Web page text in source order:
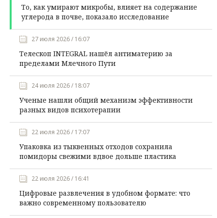
То, как умирают микробы, влияет на содержание
углерода в почве, показало исследование
27 июля 2026 / 16:07
Телескоп INTEGRAL нашёл антиматерию за
пределами Млечного Пути
24 июля 2026 / 18:07
Ученые нашли общий механизм эффективности
разных видов психотерапии
22 июля 2026 / 17:07
Упаковка из тыквенных отходов сохранила
помидоры свежими вдвое дольше пластика
22 июля 2026 / 16:41
Цифровые развлечения в удобном формате: что
важно современному пользователю